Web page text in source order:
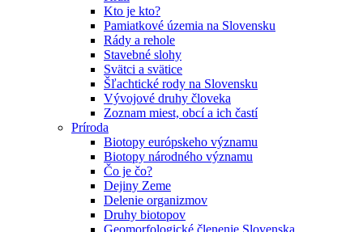
Kto je kto?
Pamiatkové územia na Slovensku
Rády a rehole
Stavebné slohy
Svätci a svätice
Šľachtické rody na Slovensku
Vývojové druhy človeka
Zoznam miest, obcí a ich častí
Príroda
Biotopy európskeho významu
Biotopy národného významu
Čo je čo?
Dejiny Zeme
Delenie organizmov
Druhy biotopov
Geomorfologické členenie Slovenska